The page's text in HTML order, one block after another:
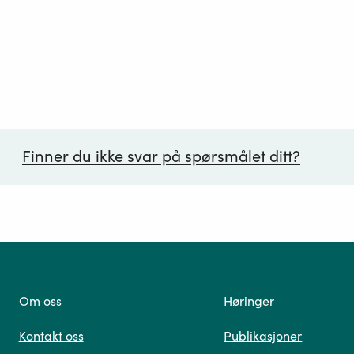
Finner du ikke svar på spørsmålet ditt?
Om oss
Kontakt oss
Høringer
Publikasjoner